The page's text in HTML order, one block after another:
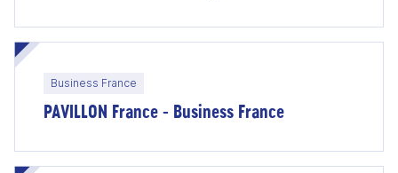
financement Bpifrance
Business France
PAVILLON France - Business France